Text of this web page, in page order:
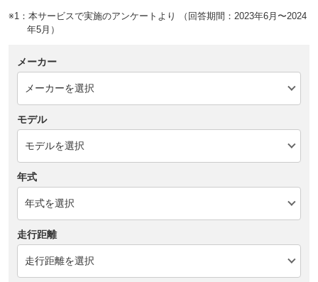
※1：本サービスで実施のアンケートより （回答期間：2023年6月〜2024
年5月）
メーカー
モデル
年式
走行距離